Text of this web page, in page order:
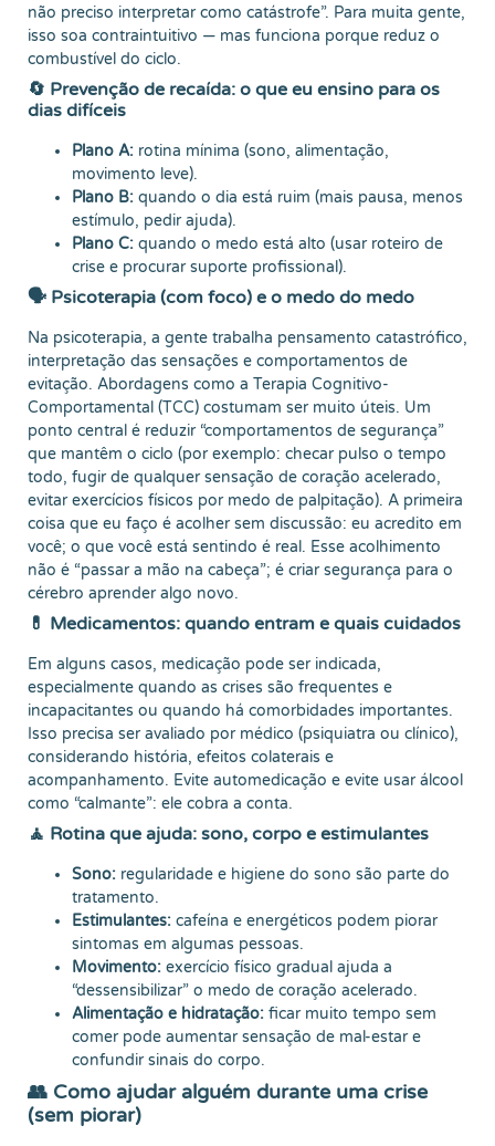
não preciso interpretar como catástrofe”. Para muita gente,
isso soa contraintuitivo — mas funciona porque reduz o
combustível do ciclo.
🔄 Prevenção de recaída: o que eu ensino para os
dias difíceis
Plano A: rotina mínima (sono, alimentação,
movimento leve).
Plano B: quando o dia está ruim (mais pausa, menos
estímulo, pedir ajuda).
Plano C: quando o medo está alto (usar roteiro de
crise e procurar suporte profissional).
🗣️ Psicoterapia (com foco) e o medo do medo
Na psicoterapia, a gente trabalha pensamento catastrófico,
interpretação das sensações e comportamentos de
evitação. Abordagens como a Terapia Cognitivo-
Comportamental (TCC) costumam ser muito úteis. Um
ponto central é reduzir “comportamentos de segurança”
que mantêm o ciclo (por exemplo: checar pulso o tempo
todo, fugir de qualquer sensação de coração acelerado,
evitar exercícios físicos por medo de palpitação). A primeira
coisa que eu faço é acolher sem discussão: eu acredito em
você; o que você está sentindo é real. Esse acolhimento
não é “passar a mão na cabeça”; é criar segurança para o
cérebro aprender algo novo.
💊 Medicamentos: quando entram e quais cuidados
Em alguns casos, medicação pode ser indicada,
especialmente quando as crises são frequentes e
incapacitantes ou quando há comorbidades importantes.
Isso precisa ser avaliado por médico (psiquiatra ou clínico),
considerando história, efeitos colaterais e
acompanhamento. Evite automedicação e evite usar álcool
como “calmante”: ele cobra a conta.
🧘 Rotina que ajuda: sono, corpo e estimulantes
Sono: regularidade e higiene do sono são parte do
tratamento.
Estimulantes: cafeína e energéticos podem piorar
sintomas em algumas pessoas.
Movimento: exercício físico gradual ajuda a
“dessensibilizar” o medo de coração acelerado.
Alimentação e hidratação: ficar muito tempo sem
comer pode aumentar sensação de mal-estar e
confundir sinais do corpo.
👥 Como ajudar alguém durante uma crise
(sem piorar)